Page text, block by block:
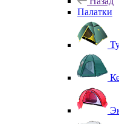
Палатки